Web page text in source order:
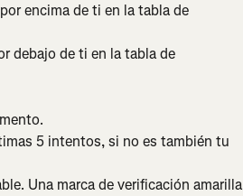
encima de ti en la tabla de
debajo de ti en la tabla de
5 intentos, si no es también tu
Una marca de verificación amarilla